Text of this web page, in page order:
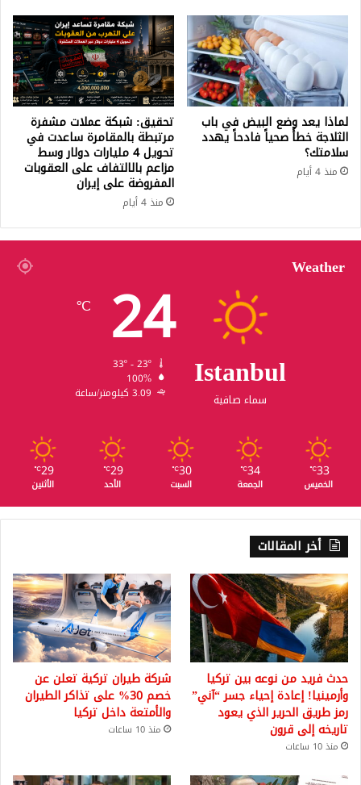
لماذا يعد وضع البيض في باب
الثلاجة خطأً صحياً فادحاً يهدد
سلامتك؟
منذ 4 أيام
تحقيق: شبكة عملات مشفرة
مرتبطة بالمقامرة ساعدت في
تحويل 4 مليارات دولار وسط
مزاعم بالالتفاف على العقوبات
المفروضة على إيران
منذ 4 أيام
Weather
Istanbul
سماء صافية
24
℃
100%
3.09 كيلومتر/ساعة
33
℃
الخميس
34
℃
الجمعة
30
℃
السبت
29
℃
الأحد
29
℃
الأثنين
أخر المقالات
حدث فريد من نوعه بين تركيا
وأرمينيا! إعادة إحياء جسر “آني”
رمز طريق الحرير الذي يعود
تاريخه إلى قرون
منذ 10 ساعات
شركة طيران تركية تعلن عن
خصم 30% على تذاكر الطيران
والأمتعة داخل تركيا
منذ 10 ساعات